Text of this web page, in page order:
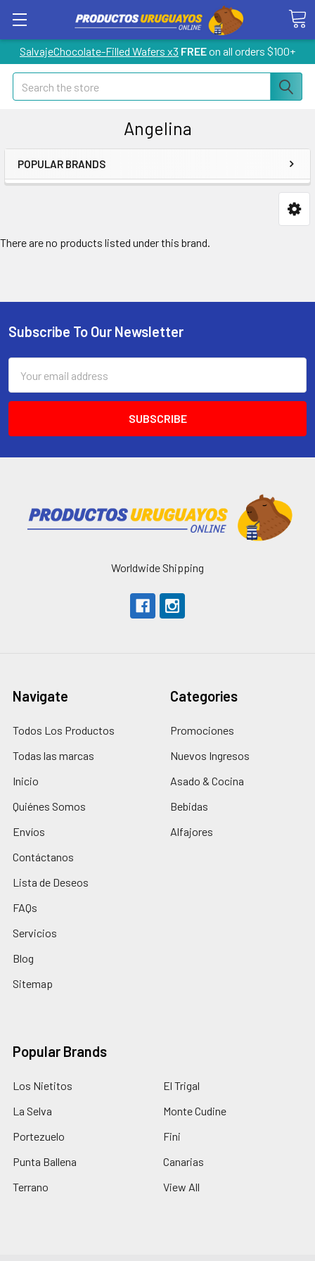
SalvajeChocolate-Filled Wafers x3 FREEon all orders $100+
Search
Angelina
POPULAR BRANDS
There are no products listed under this brand.
Subscribe To Our Newsletter
Address
Worldwide Shipping
Navigate
Todos Los Productos
Todas las marcas
Inicio
Quiénes Somos
Envíos
Contáctanos
Lista de Deseos
FAQs
Servicios
Blog
Sitemap
Categories
Promociones
Nuevos Ingresos
Asado & Cocina
Bebidas
Alfajores
Popular Brands
Los Nietitos
La Selva
Portezuelo
Punta Ballena
Terrano
El Trigal
Monte Cudine
Fini
Canarias
View All